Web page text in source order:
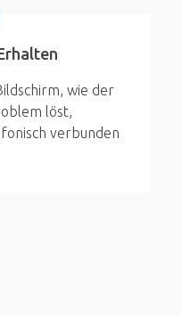
wie der
löst,
verbunden